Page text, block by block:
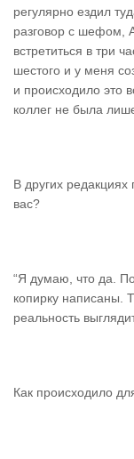
регулярно ездил
разговор с
встретиться в три
шестого и у меня
и происходило это
коллег не была
В других
вас?
“Я думаю, что да.
копирку написаны.
реальность
Как происходило